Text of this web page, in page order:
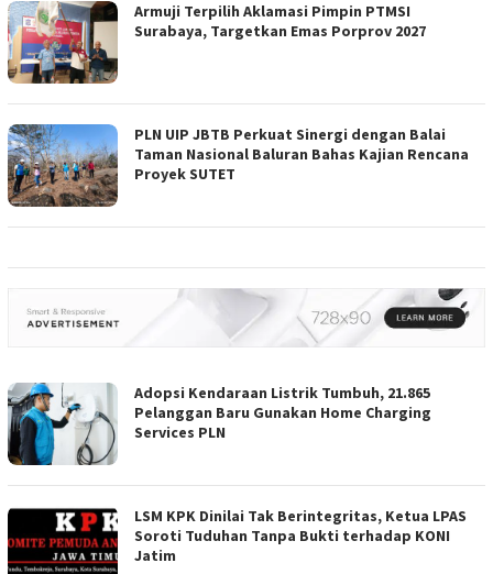
Armuji Terpilih Aklamasi Pimpin PTMSI
Surabaya, Targetkan Emas Porprov 2027
PLN UIP JBTB Perkuat Sinergi dengan Balai
Taman Nasional Baluran Bahas Kajian Rencana
Proyek SUTET
Adopsi Kendaraan Listrik Tumbuh, 21.865
Pelanggan Baru Gunakan Home Charging
Services PLN
LSM KPK Dinilai Tak Berintegritas, Ketua LPAS
Soroti Tuduhan Tanpa Bukti terhadap KONI
Jatim